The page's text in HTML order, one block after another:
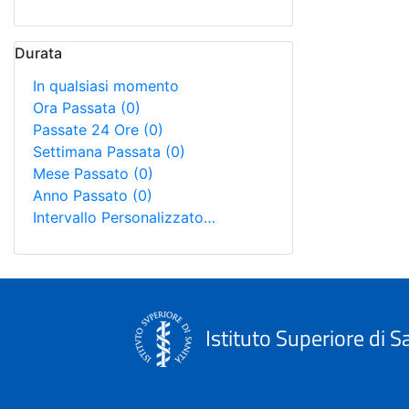
Durata
In qualsiasi momento
Ora Passata (0)
Passate 24 Ore (0)
Settimana Passata (0)
Mese Passato (0)
Anno Passato (0)
Intervallo Personalizzato…
Istituto Superiore di